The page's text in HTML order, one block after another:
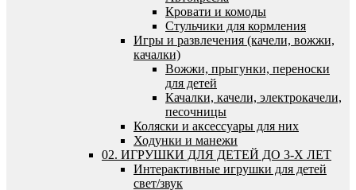
Кровати и комоды
Стульчики для кормления
Игры и развлечения (качели, вожжи,
качалки)
Вожжи, прыгунки, переноски
для детей
Качалки, качели, электрокачели,
песочницы
Коляски и аксессуары для них
Ходунки и манежи
02. ИГРУШКИ ДЛЯ ДЕТЕЙ ДО 3-Х ЛЕТ
Интерактивные игрушки для детей
свет/звук